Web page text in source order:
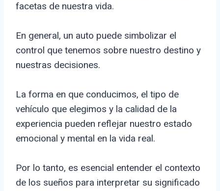
facetas de nuestra vida.
En general, un auto puede simbolizar el
control que tenemos sobre nuestro destino y
nuestras decisiones.
La forma en que conducimos, el tipo de
vehículo que elegimos y la calidad de la
experiencia pueden reflejar nuestro estado
emocional y mental en la vida real.
Por lo tanto, es esencial entender el contexto
de los sueños para interpretar su significado